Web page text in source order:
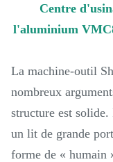
Centre
l'aluminium
La machine-outil
nombreux
structure est
un lit de grande
forme de « humain